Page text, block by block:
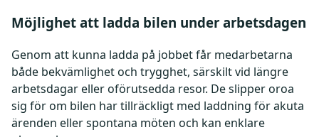
Möjlighet att ladda bilen under arbetsdagen
Genom att kunna ladda på jobbet får medarbetarna
både bekvämlighet och trygghet, särskilt vid längre
arbetsdagar eller oförutsedda resor. De slipper oroa
sig för om bilen har tillräckligt med laddning för akuta
ärenden eller spontana möten och kan enklare